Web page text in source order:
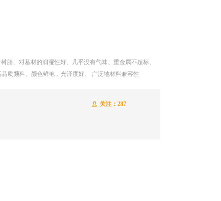
脂、对基材的润湿性好、几乎没有气味、重金属不超标、
质颜料、颜色鲜艳，光泽度好、 广泛地材料兼容性
ꄑ 关注： 287